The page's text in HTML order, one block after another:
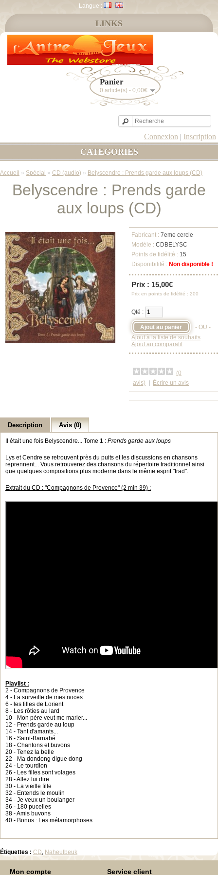
Langue :
Panier
0 article(s) - 0,00€
Connexion | Inscription
LINKS
CATEGORIES
Accueil » Spécial » CD (audio) » Belyscendre : Prends garde aux loups (CD)
Belyscendre : Prends garde
aux loups (CD)
Fabricant : 7eme cercle
Modèle : CDBELYSC
Points de fidélité : 15
Disponibilité : Non disponible !
Prix : 15,00€
Prix en points de fidélité : 200
Qté :
- OU -
Ajout à la liste de souhaits
Ajout au comparatif
(0
avis)
Écrire un avis
Description Avis (0)
Il était une fois Belyscendre... Tome 1 : Prends garde aux loups
Lys et Cendre se retrouvent près du puits et les discussions en chansons
reprennent... Vous retrouverez des chansons du répertoire traditionnel ainsi
que quelques compositions plus moderne dans le même esprit "trad".
Extrait du CD : "Compagnons de Provence" (2 min 39) :
Playlist :
2 - Compagnons de Provence
4 - La surveille de mes noces
6 - les filles de Lorient
8 - Les rôties au lard
10 - Mon père veut me marier...
12 - Prends garde au loup
14 - Tant d'amants...
16 - Saint-Barnabé
18 - Chantons et buvons
20 - Tenez la belle
22 - Ma dondong digue dong
24 - Le tourdion
26 - Les filles sont volages
28 - Allez lui dire...
30 - La vieille fille
32 - Entends le moulin
34 - Je veux un boulanger
36 - 180 pucelles
38 - Amis buvons
40 - Bonus : Les métamorphoses
Étiquettes : CD, Naheulbeuk
Mon compte Service client